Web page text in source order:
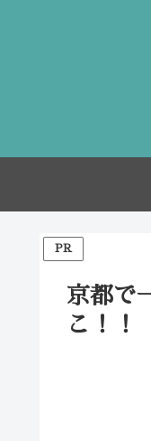
PR
京都で
こ！！